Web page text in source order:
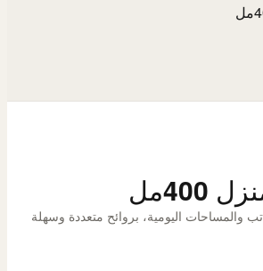
والمساحات اليومية، بروائح متعددة وسهلة